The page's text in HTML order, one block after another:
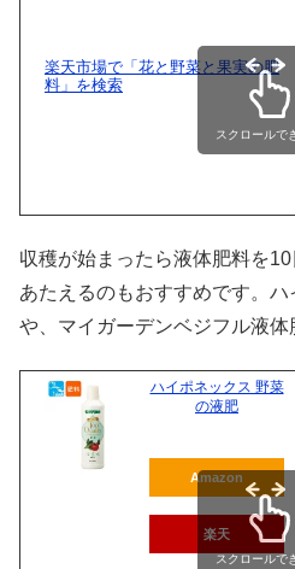
楽天市場で「花と野菜と果実の肥
料」を検索
スクロールで
収穫が始まったら液体肥料を
あたえるのもおすすめです。
や、マイガーデンベジフル液体
ハイポネックス 野菜
の液肥
Amazon
楽天
スクロールで